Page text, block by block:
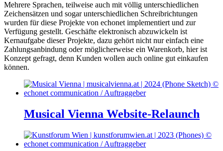
Mehrere Sprachen, teilweise auch mit völlig unterschiedlichen
Zeichensätzen und sogar unterschiedlichen Schreibrichtungen
wurden für diese Projekte von echonet implementiert und zur
Verfügung gestellt. Geschäfte elektronisch abzuwickeln ist
Kernaufgabe dieser Projekte, dazu gehört nicht nur einfach eine
Zahlungsanbindung oder möglicherweise ein Warenkorb, hier ist
Konzept gefragt, denn Kunden wollen auch online gut einkaufen
können.
Musical Vienna Website-Relaunch